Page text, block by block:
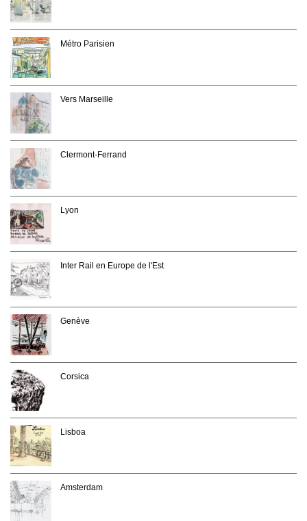
Métro Parisien
Vers Marseille
Clermont-Ferrand
Lyon
Inter Rail en Europe de l'Est
Genève
Corsica
Lisboa
Amsterdam